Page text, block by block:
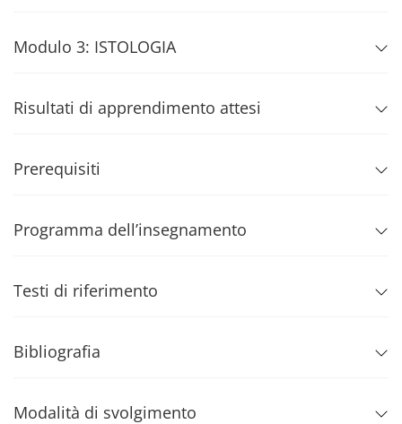
Modulo 3: ISTOLOGIA
Risultati di apprendimento attesi
Prerequisiti
Programma dell’insegnamento
Testi di riferimento
Bibliografia
Modalità di svolgimento